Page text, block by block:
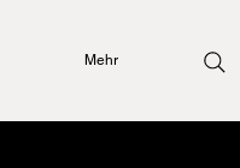
Mehr